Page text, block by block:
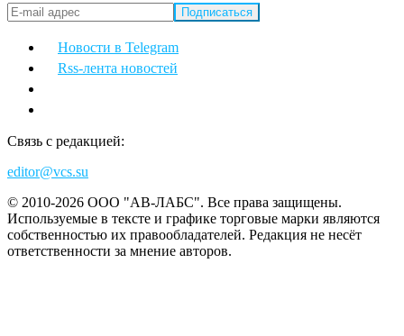
Новости в Telegram
Rss-лента новостей
Связь с редакцией:
editor@vcs.su
© 2010-2026 ООО "АВ-ЛАБС". Все права защищены.
Используемые в тексте и графике торговые марки являются
собственностью их правообладателей. Редакция не несёт
ответственности за мнение авторов.